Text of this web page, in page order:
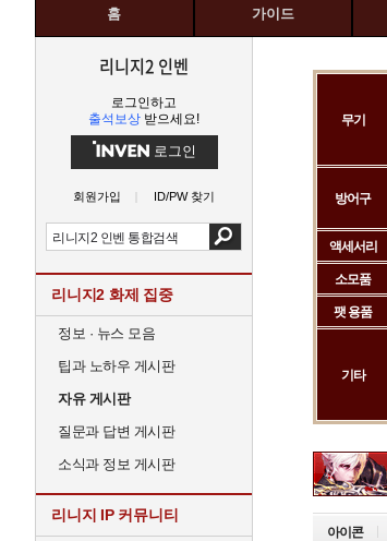
홈 가이드
리니지2 인벤
로그인하고
출석보상 받으세요!
로그인
회원가입 ID/PW 찾기
리니지2 화제 집중
정보 · 뉴스 모음
팁과 노하우 게시판
자유 게시판
질문과 답변 게시판
소식과 정보 게시판
리니지 IP 커뮤니티
무기
방어구
액세서리
소모품
팻 용품
기타
아이콘